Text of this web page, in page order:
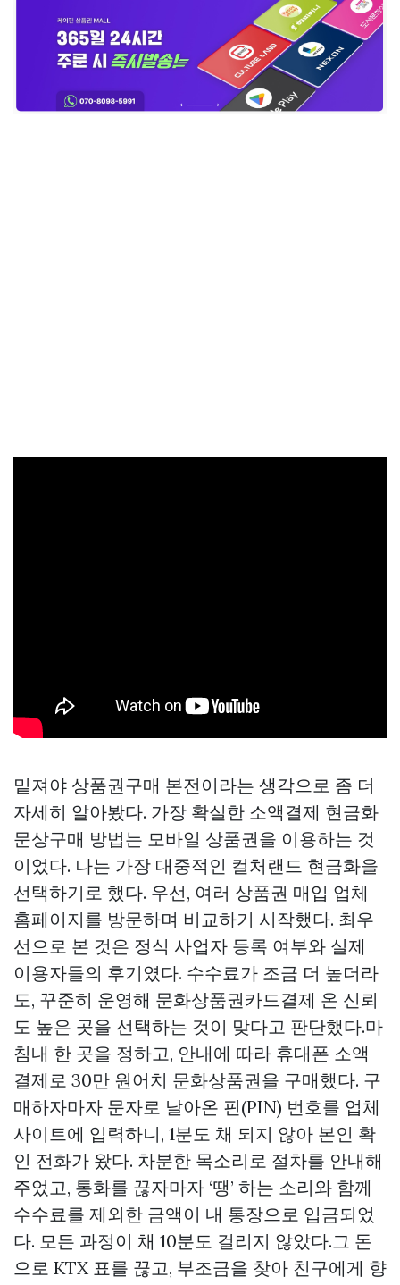
밑져야 상품권구매 본전이라는 생각으로 좀 더
자세히 알아봤다. 가장 확실한 소액결제 현금화
문상구매 방법는 모바일 상품권을 이용하는 것
이었다. 나는 가장 대중적인 컬처랜드 현금화을
선택하기로 했다. 우선, 여러 상품권 매입 업체
홈페이지를 방문하며 비교하기 시작했다. 최우
선으로 본 것은 정식 사업자 등록 여부와 실제
이용자들의 후기였다. 수수료가 조금 더 높더라
도, 꾸준히 운영해 문화상품권카드결제 온 신뢰
도 높은 곳을 선택하는 것이 맞다고 판단했다.마
침내 한 곳을 정하고, 안내에 따라 휴대폰 소액
결제로 30만 원어치 문화상품권을 구매했다. 구
매하자마자 문자로 날아온 핀(PIN) 번호를 업체
사이트에 입력하니, 1분도 채 되지 않아 본인 확
인 전화가 왔다. 차분한 목소리로 절차를 안내해
주었고, 통화를 끊자마자 ‘땡’ 하는 소리와 함께
수수료를 제외한 금액이 내 통장으로 입금되었
다. 모든 과정이 채 10분도 걸리지 않았다.그 돈
으로 KTX 표를 끊고, 부조금을 찾아 친구에게 향